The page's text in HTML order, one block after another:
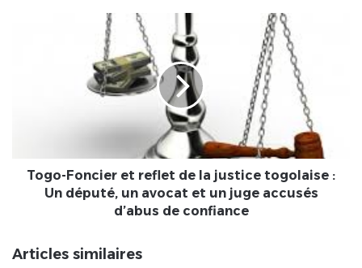
un
Togo-Foncier et reflet de la justice togolaise :
Un député, un avocat et un juge accusés
d’abus de confiance
Articles similaires